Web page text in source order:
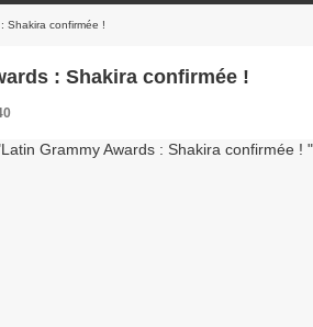
Shakira confirmée !
: Shakira confirmée !